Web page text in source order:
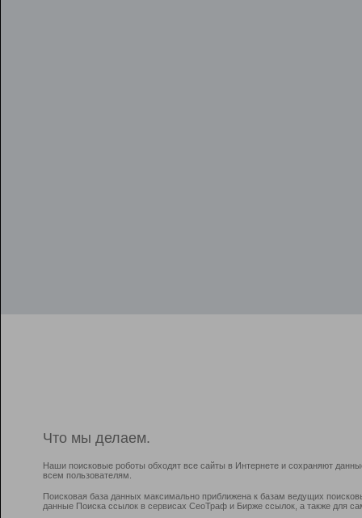
Что мы делаем.
Наши поисковые роботы обходят все сайты в Интернете и сохраняют
всем пользователям.
Поисковая база данных максимально приближена к базам ведущих
данные Поиска ссылок в сервисах СеоТраф и Бирже ссылок, а также для